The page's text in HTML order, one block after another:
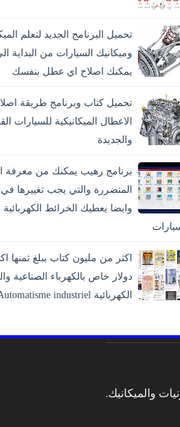
تحميل البرنامج الجديد لتعلم
وميكانيك السيارات من البداية
يمكنك اصلاح اي عطل بنفسك
تحميل كتاب وبرنامج طريقة
الاعطال الميكانيكية للسيارات
والجديدة
برنامج رهيب يمكنك من معرفة
المتضررة والتي يجب تغييرها
وايضا يعطيك الخرائط الكهربائية
دولار خاص بالكهرباء الصناعية
الكهربائية Automatisme industriel اليك مجانا
والميكانيك.